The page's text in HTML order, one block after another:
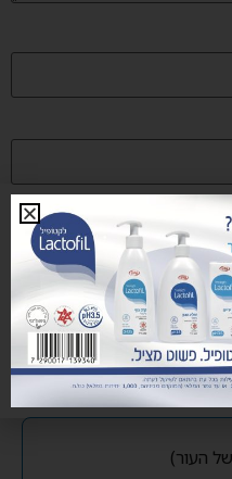
שלי לפעם הבאה שאגיב.
העור)